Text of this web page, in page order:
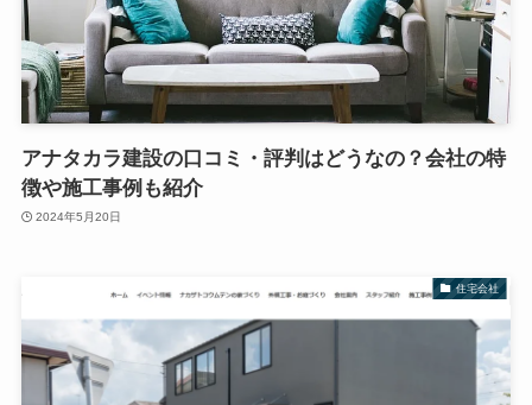
アナタカラ建設の口コミ・評判はどうなの？会社の特
徴や施工事例も紹介
2024年5月20日
住宅会社